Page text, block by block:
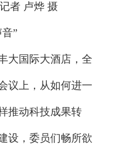
者 卢烨 摄
”
大国际大酒店，全
议上，从如何进一
推动科技成果转
设，委员们畅所欲